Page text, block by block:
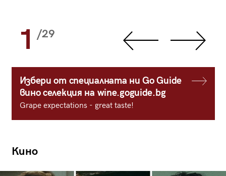
1 /29
Избери от специалната ни Go Guide
вино селекция на wine.goguide.bg
Grape expectations - great taste!
Кино